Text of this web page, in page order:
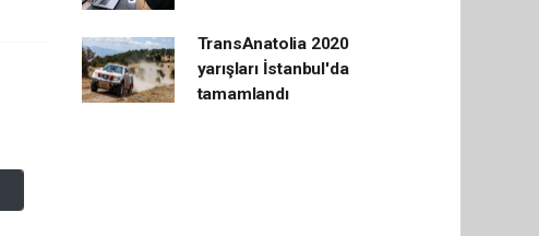
TransAnatolia 2020
yarışları İstanbul'da
tamamlandı